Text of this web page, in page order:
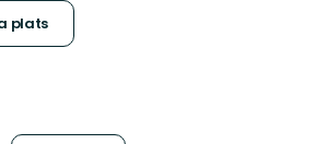
plats